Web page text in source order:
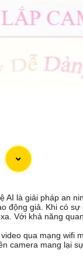
AI là giải pháp an
động giả. Khi có
Với khả năng
qua mạng
camera mang lại